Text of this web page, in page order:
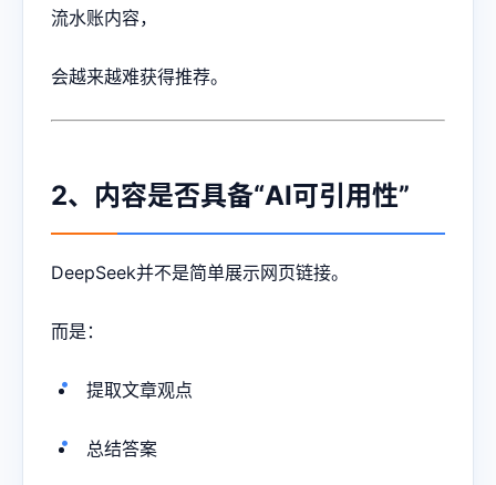
流水账内容，
会越来越难获得推荐。
2、内容是否具备“AI可引用性”
DeepSeek并不是简单展示网页链接。
而是：
提取文章观点
总结答案